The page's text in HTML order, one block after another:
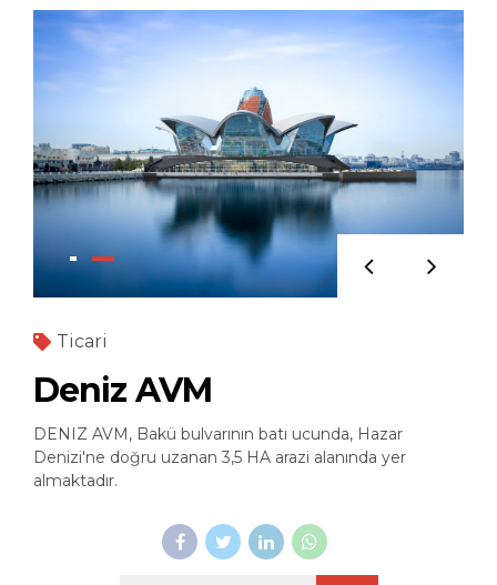
Ticari
Deniz AVM
DENIZ AVM, Bakü bulvarının batı ucunda, Hazar
Denizi'ne doğru uzanan 3,5 HA arazi alanında yer
almaktadır.